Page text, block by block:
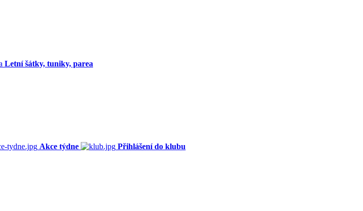
Letní šátky, tuniky, parea
Akce týdne
Přihlášení do klubu